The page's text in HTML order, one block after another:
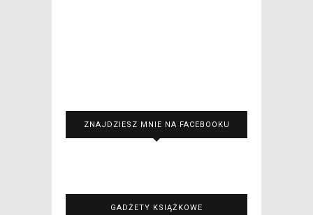
ZNAJDZIESZ MNIE NA FACEBOOKU
GADŻETY KSIĄŻKOWE